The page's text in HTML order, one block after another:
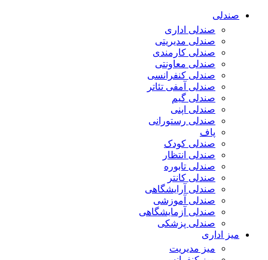
صندلی
صندلی اداری
صندلی مدیریتی
صندلی کارمندی
صندلی معاونتی
صندلی کنفرانسی
صندلی آمفی تئاتر
صندلی گیم
صندلی اپنی
صندلی رستورانی
پاف
صندلی کودک
صندلی انتظار
صندلی تابوره
صندلی کانتر
صندلی آرایشگاهی
صندلی آموزشی
صندلی آزمایشگاهی
صندلی پزشکی
میز اداری
میز مدیریت